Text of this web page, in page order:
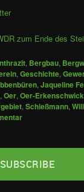
zum Ende des
, Bergbau,
,Geschichte,
,Jaqueline
,Oer,Oer-Erkenschwick
,Schießmann,